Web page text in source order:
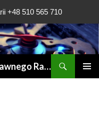
+48 510 565 710
Consilior Kancelaria Radcy Prawnego Rafała Grądys